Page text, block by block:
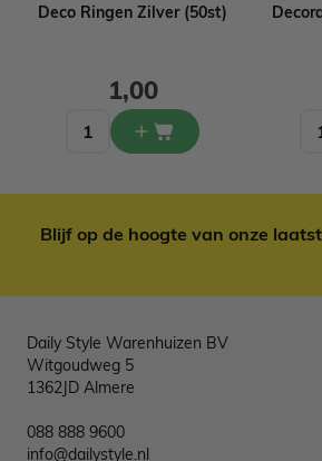
Deco Ringen Zilver (50st)
1,00
Blijf op de hoogte van onze
Daily Style Warenhuizen BV
Witgoudweg 5
1362JD Almere
088 888 9600
info@dailystyle.nl